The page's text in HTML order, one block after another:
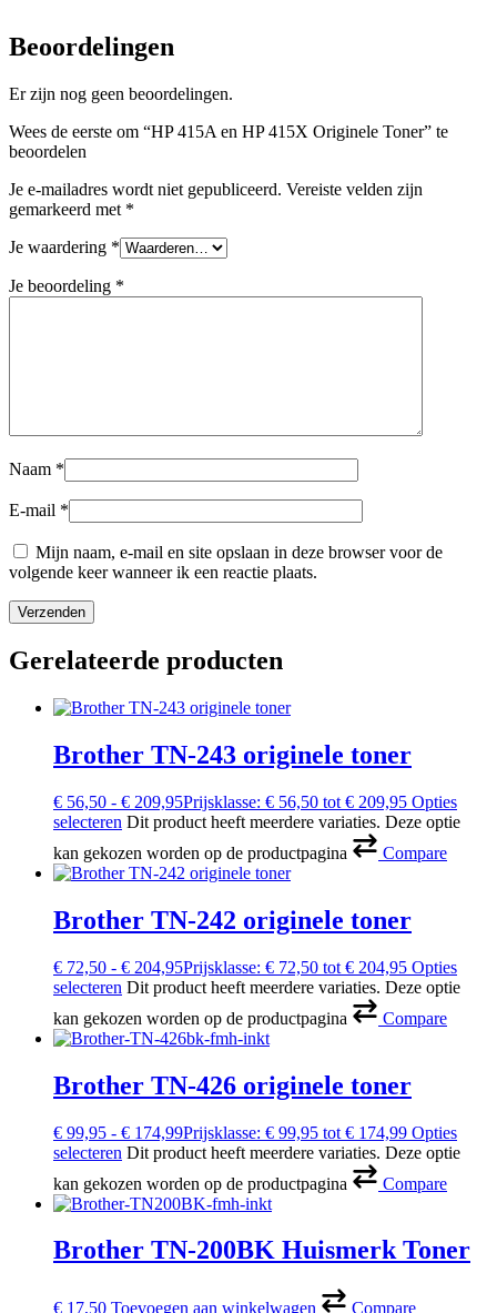
Beoordelingen
Er zijn nog geen beoordelingen.
Wees de eerste om “HP 415A en HP 415X Originele Toner” te
beoordelen
Je e-mailadres wordt niet gepubliceerd. Vereiste velden zijn
gemarkeerd met *
Je waardering *
Je beoordeling *
Naam *
E-mail *
Mijn naam, e-mail en site opslaan in deze browser voor de
volgende keer wanneer ik een reactie plaats.
Gerelateerde producten
Brother TN-243 originele toner
€ 56,50 - € 209,95Prijsklasse: € 56,50 tot € 209,95 Opties
selecteren Dit product heeft meerdere variaties. Deze optie
kan gekozen worden op de productpagina
Compare
Brother TN-242 originele toner
€ 72,50 - € 204,95Prijsklasse: € 72,50 tot € 204,95 Opties
selecteren Dit product heeft meerdere variaties. Deze optie
kan gekozen worden op de productpagina
Compare
Brother TN-426 originele toner
€ 99,95 - € 174,99Prijsklasse: € 99,95 tot € 174,99 Opties
selecteren Dit product heeft meerdere variaties. Deze optie
kan gekozen worden op de productpagina
Compare
Brother TN-200BK Huismerk Toner
€ 17,50 Toevoegen aan winkelwagen Compare